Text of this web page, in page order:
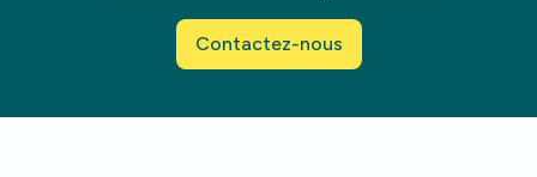
Contactez-nous